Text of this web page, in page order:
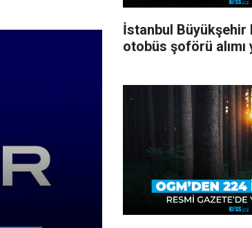
İstanbul Büyükşehir
otobüs şoförü alımı